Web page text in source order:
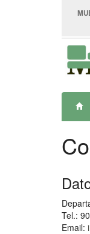
Tel.:
Email: